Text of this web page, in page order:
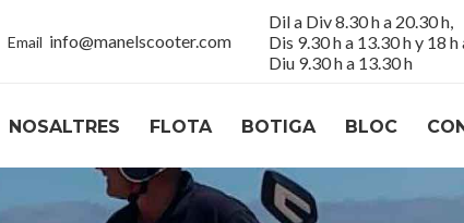
Email info@manelscooter.com
Dil a Div 8.30 h a 20.30 h,
Dis 9.30 h a 13.30 h y 18 h
Diu 9.30 h a 13.30 h
NOSALTRES FLOTA BOTIGA BLOC